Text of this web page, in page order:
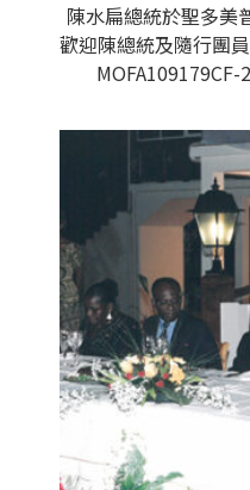
陳水扁總統於聖多美
歡迎陳總統及隨行團